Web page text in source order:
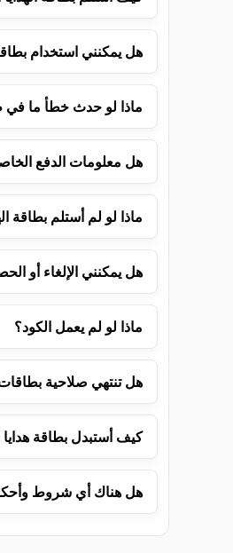
هل يمكنني استخدام
ماذا لو حدث خطأ ما في
هل معلومات الدفع
ماذا لو لم أستلم بطاقة
هل يمكنني الإلغاء أو
ماذا لو لم يعمل الكود؟
هل تنتهي صلاحية بطاقات
كيف أستبدل بطاقة هدايا 18 مونتروز المملكة المتحدة الخاصة بي؟
هل هناك أي شروط